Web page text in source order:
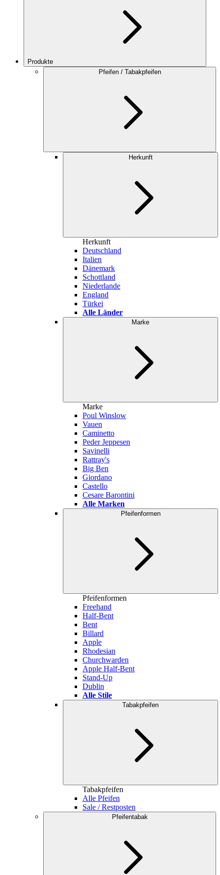
Produkte
Pfeifen / Tabakpfeifen
Herkunft
Herkunft
Deutschland
Italien
Dänemark
Schottland
Niederlande
England
Türkei
Alle Länder
Marke
Marke
Poul Winslow
Vauen
Caminetto
Peder Jeppesen
Savinelli
Rattray's
Big Ben
Giordano
Castello
Cesare Barontini
Alle Marken
Pfeifenformen
Pfeifenformen
Freehand
Half-Bent
Bent
Billard
Apple
Rhodesian
Churchwarden
Apple Half-Bent
Stand-Up
Dublin
Alle Stile
Tabakpfeifen
Tabakpfeifen
Alle Pfeifen
Sale / Restposten
Pfeifentabak